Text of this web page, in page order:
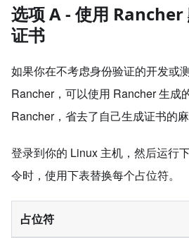
选项 A - 使用 Rancher
证书
如果你在不考虑身份验证的开发或
Rancher，可以使用 Rancher 生成
Rancher，省去了自己生成证书的麻
登录到你的 Linux 主机，然后运行
令时，使用下表替换每个占位符。
占位符